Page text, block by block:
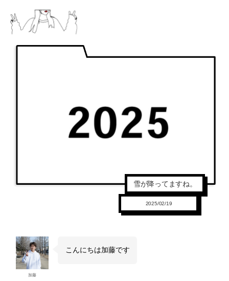
雪が降ってますね。
2025/02/19
加藤
こんにちは加藤です